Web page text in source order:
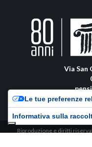
Via San
Riproduzione e diritti
Le tue preferenze
Informativa sulla